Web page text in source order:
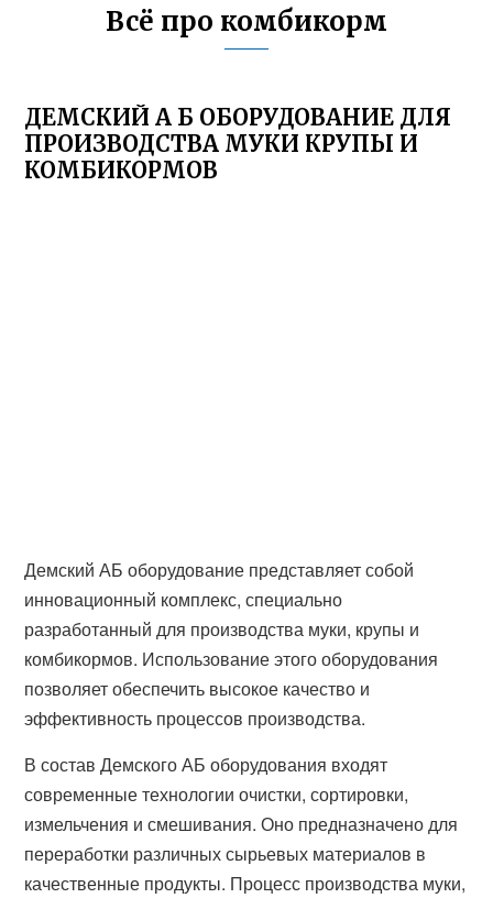
Всё про комбикорм
ДЕМСКИЙ А Б ОБОРУДОВАНИЕ ДЛЯ
ПРОИЗВОДСТВА МУКИ КРУПЫ И
КОМБИКОРМОВ
Демский АБ оборудование представляет собой
инновационный комплекс, специально
разработанный для производства муки, крупы и
комбикормов. Использование этого оборудования
позволяет обеспечить высокое качество и
эффективность процессов производства.
В состав Демского АБ оборудования входят
современные технологии очистки, сортировки,
измельчения и смешивания. Оно предназначено для
переработки различных сырьевых материалов в
качественные продукты. Процесс производства муки,